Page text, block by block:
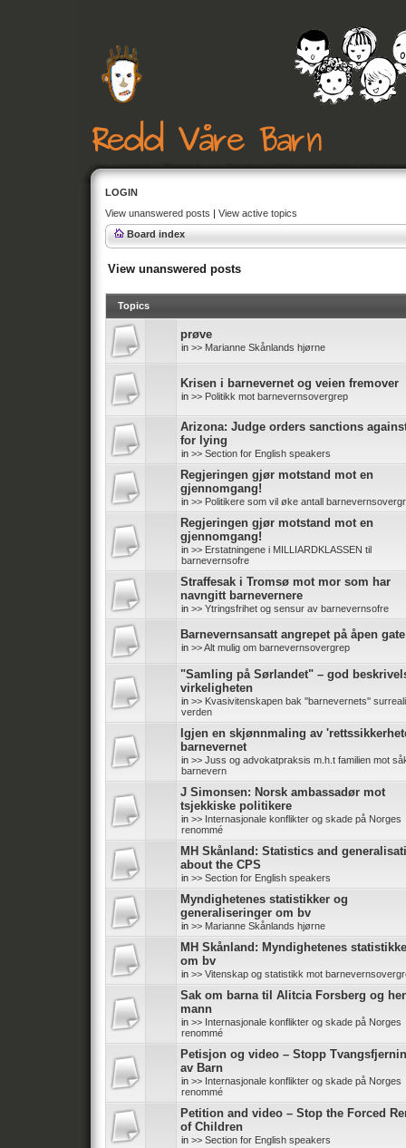
LOGIN
View unanswered posts | View active topics
Board index
View unanswered posts
Topics
prøve
in >> Marianne Skånlands hjørne
Krisen i barnevernet og veien fremover
in >> Politikk mot barnevernsovergrep
Arizona: Judge orders sanctions
for lying
in >> Section for English speakers
Regjeringen gjør motstand mot en
gjennomgang!
in >> Politikere som vil øke antall
Regjeringen gjør motstand mot en
gjennomgang!
in >> Erstatningene i MILLIARDKLASSEN til
barnevernsofre
Straffesak i Tromsø mot mor som har
navngitt barnevernere
in >> Ytringsfrihet og sensur av barnevernsofre
Barnevernsansatt angrepet på åpen gate
in >> Alt mulig om barnevernsovergrep
"Samling på Sørlandet" – god
virkeligheten
in >> Kvasivitenskapen bak ''barnevernets''
verden
Igjen en skjønnmaling av
barnevernet
in >> Juss og advokatpraksis m.h.t familien mot
barnevern
J Simonsen: Norsk ambassadør mot
tsjekkiske politikere
in >> Internasjonale konflikter og skade på Norges
renommé
MH Skånland: Statistics and
about the CPS
in >> Section for English speakers
Myndighetenes statistikker og
generaliseringer om bv
in >> Marianne Skånlands hjørne
MH Skånland: Myndighetenes
om bv
in >> Vitenskap og statistikk mot
Sak om barna til Alitcia Forsberg og
mann
in >> Internasjonale konflikter og skade på Norges
renommé
Petisjon og video – Stopp
av Barn
in >> Internasjonale konflikter og skade på Norges
renommé
Petition and video – Stop the Forced
of Children
in >> Section for English speakers